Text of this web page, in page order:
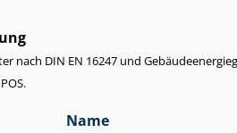
nach DIN EN 16247 und
Name